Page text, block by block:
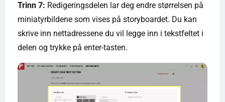
Trinn 7: Redigeringsdelen lar deg endre størrelsen på
miniatyrbildene som vises på storyboardet. Du kan
skrive inn nettadressene du vil legge inn i tekstfeltet i
delen og trykke på enter-tasten.